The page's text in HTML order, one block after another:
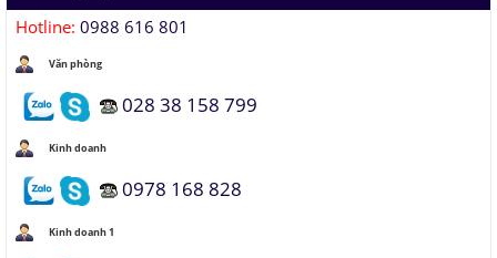
Áo chống đạn xuyên giáp bằng bọt kim loại
Lưu trữ hình ảnh kỹ thuật số trong ADN
Hotline: 0988 616 801
Văn phòng
028 38 158 799
Kinh doanh
0978 168 828
Kinh doanh 1